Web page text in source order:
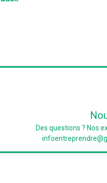
Des questions ? Nos